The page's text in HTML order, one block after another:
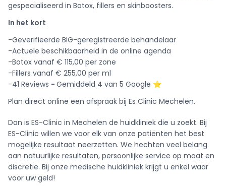
gespecialiseerd in Botox, fillers en skinboosters.
In het kort
-Geverifieerde BIG-geregistreerde behandelaar
-Actuele beschikbaarheid in de online agenda
-Botox vanaf € 115,00 per zone
-Fillers vanaf € 255,00 per ml
-41 Reviews - Gemiddeld 4 van 5 Google ⭐️
Plan direct online een afspraak bij Es Clinic Mechelen.
Dan is ES-Clinic in Mechelen de huidkliniek die u zoekt. Bij
ES-Clinic willen we voor elk van onze patiënten het best
mogelijke resultaat neerzetten. We hechten veel belang
aan natuurlijke resultaten, persoonlijke service op maat en
discretie. Bij onze medische huidkliniek krijgt u enkel waar
voor uw geld!